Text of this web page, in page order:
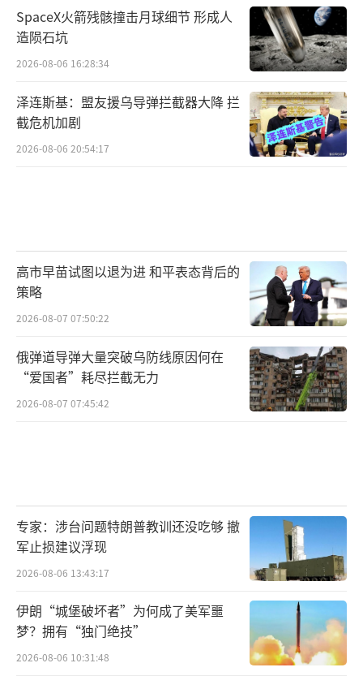
SpaceX火箭残骸撞击月球细节 形成人
造陨石坑
2026-08-06 16:28:34
泽连斯基：盟友援乌导弹拦截器大降 拦
截危机加剧
2026-08-06 20:54:17
高市早苗试图以退为进 和平表态背后的
策略
2026-08-07 07:50:22
俄弹道导弹大量突破乌防线原因何在
“爱国者”耗尽拦截无力
2026-08-07 07:45:42
专家：涉台问题特朗普教训还没吃够 撤
军止损建议浮现
2026-08-06 13:43:17
伊朗“城堡破坏者”为何成了美军噩
梦？拥有“独门绝技”
2026-08-06 10:31:48